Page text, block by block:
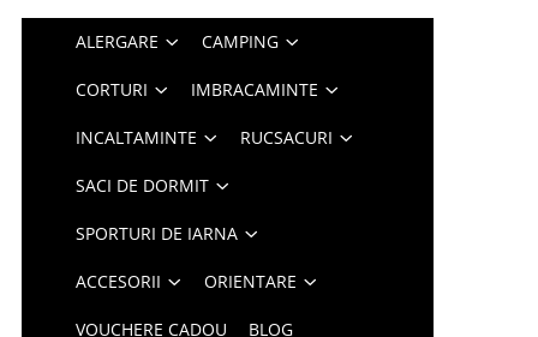
ALERGARE CAMPING
CORTURI IMBRACAMINTE
INCALTAMINTE RUCSACURI
SACI DE DORMIT
SPORTURI DE IARNA
ACCESORII ORIENTARE
VOUCHERE CADOU BLOG